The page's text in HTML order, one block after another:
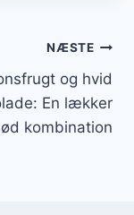
NÆSTE
og hvid
En lækker
kombination